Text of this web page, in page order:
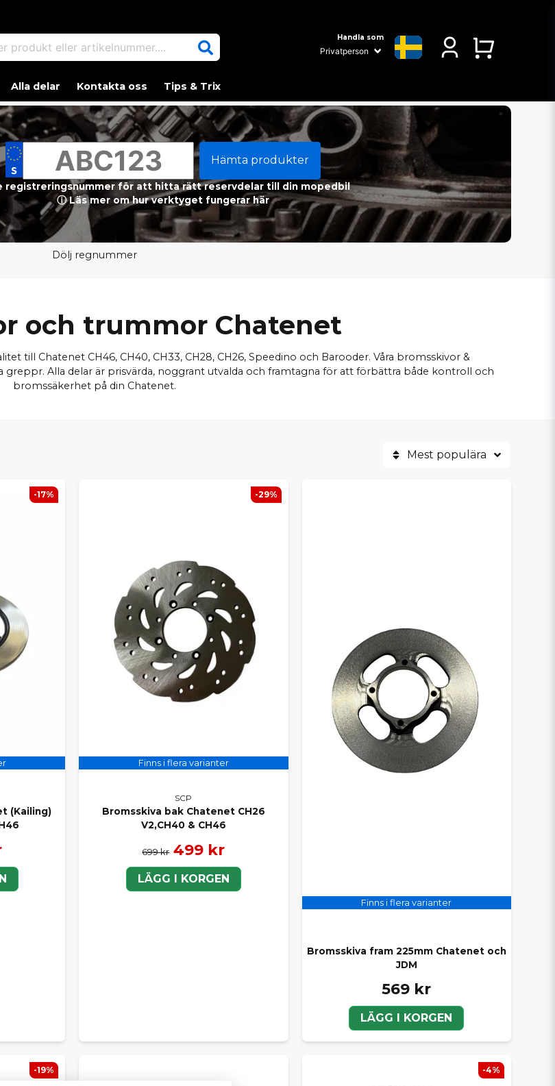
eller artikelnummer.... Handla som
Alla delar Kontakta oss Tips & Trix
Hämta produkter
registreringsnummer för att hitta rätt reservdelar till din mopedbil
ⓘ Läs mer om hur verktyget fungerar här
Dölj regnummer
och trummor Chatenet
till Chatenet CH46, CH40, CH33, CH28, CH26, Speedino och Barooder. Våra bromsskivor &
Alla delar är prisvärda, noggrant utvalda och framtagna för att förbättra både kontroll och
bromssäkerhet på din Chatenet.
Mest populära
(Kailing)
-17%
Finns i flera varianter
SCP
Bromsskiva bak Chatenet CH26
V2,CH40 & CH46
699 kr 499 kr
LÄGG I KORGEN
-29%
Finns i flera varianter
Bromsskiva fram 225mm Chatenet och
JDM
569 kr
LÄGG I KORGEN
-19% -4%